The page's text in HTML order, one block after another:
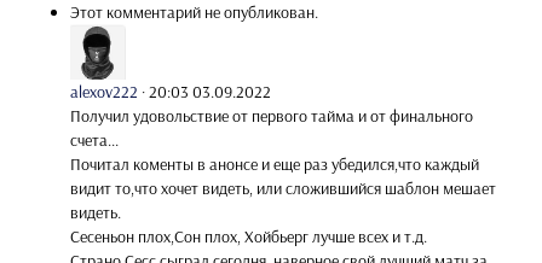
Этот комментарий не опубликован.
alexov222 ·20:03 03.09.2022
Получил удовольствие от первого тайма и от финального
счета...
Почитал коменты в анонсе и еще раз убедился,что каждый
видит то,что хочет видеть, или сложившийся шаблон мешает
видеть.
Сесеньон плох,Сон плох, Хойбьерг лучше всех и т.д.